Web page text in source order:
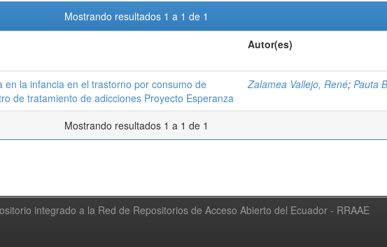
Mostrando resultados 1 a 1 de 1
Autor(es)
la infancia en el trastorno por consumo de
de tratamiento de adicciones Proyecto Esperanza
Zalamea Vallejo, René; Pauta
Mostrando resultados 1 a 1 de 1
integrado a la Red de Repositorios de Acceso Abierto del Ecuador - RRAAE